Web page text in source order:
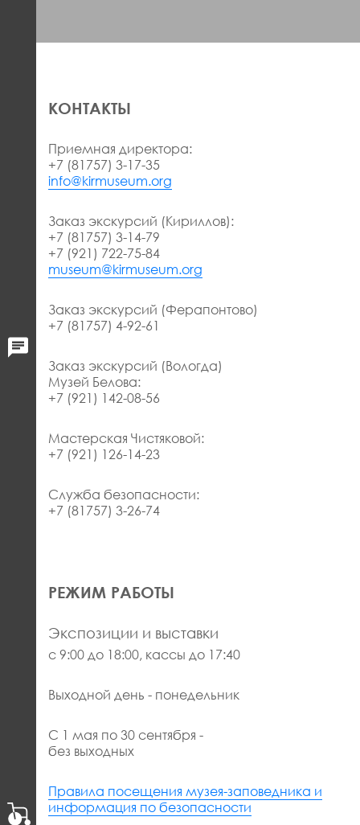
КОНТАКТЫ
Приемная директора:
+7 (81757) 3-17-35
info@kirmuseum.org
Заказ экскурсий (Кириллов):
+7 (81757) 3-14-79
+7 (921) 722-75-84
museum@kirmuseum.org
Заказ экскурсий (Ферапонтово)
+7 (81757) 4-92-61
Заказ экскурсий (Вологда)
Музей Белова:
+7 (921) 142-08-56
Мастерская Чистяковой:
+7 (921) 126-14-23
Служба безопасности:
+7 (81757) 3-26-74
РЕЖИМ РАБОТЫ
Экспозиции и выставки
с 9:00 до 18:00, кассы до 17:40
Выходной день - понедельник
С 1 мая по 30 сентября -
без выходных
Правила посещения музея-заповедника и
информация по безопасности